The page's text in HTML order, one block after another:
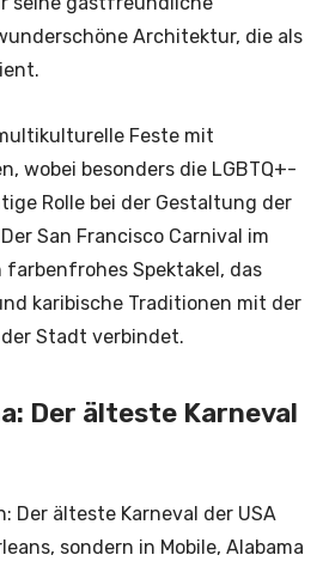
Architektur, die als
Feste mit
wobei besonders die LGBTQ+-
Rolle bei der Gestaltung der
San Francisco Carnival im
Spektakel, das
karibische Traditionen mit der
Stadt verbindet.
Der älteste Karneval
Der älteste Karneval der USA
sondern in Mobile, Alabama